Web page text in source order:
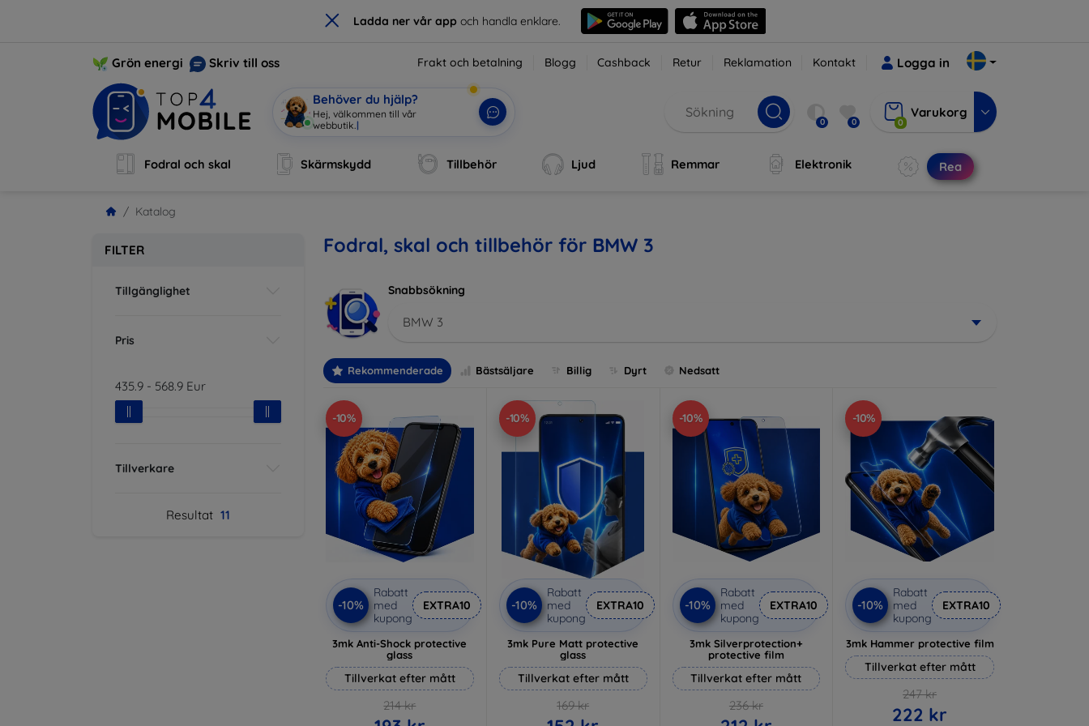
× Ladda ner vår app och handla enklare.
Grön energi Skriv till oss Frakt och betalning Blogg Cashback Retur Reklamation Kontakt Logga in
Behöver du hjälp?
Hej, välkommen | 0 0 0
Varukorg
Fodral och skal Skärmskydd Tillbehör Ljud Remmar Elektronik Rea
Katalog
FILTER
Tillgänglighet
Pris
435.9 - 568.9 Eur
Tillverkare
Resultat 11
Fodral, skal och tillbehör för BMW 3
Snabbsökning
BMW 3
Rekommenderade Bästsäljare Billig Dyrt Nedsatt
-10%
-10%
Rabatt
med
kupong
EXTRA10
3mk Anti-Shock protective
glass
Tillverkat efter mått
214 kr
-10%
-10%
Rabatt
med
kupong
EXTRA10
3mk Pure Matt protective
glass
Tillverkat efter mått
169 kr
-10%
-10%
Rabatt
med
kupong
EXTRA10
3mk Silverprotection+
protective film
Tillverkat efter mått
236 kr
-10%
-10%
Rabatt
med
kupong
EXTRA10
3mk Hammer protective film
Tillverkat efter mått
247 kr
222 kr